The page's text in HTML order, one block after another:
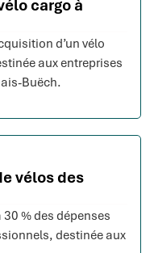
cargo à
d’un vélo
aux entreprises
Buëch.
vélos des
% des dépenses
destinée aux